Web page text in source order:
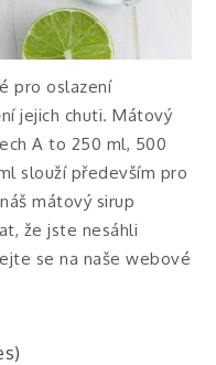
pro oslazení
jejich chuti. Mátový
A to 250 ml, 500
slouží především pro
mátový sirup
že jste nesáhli
se na naše webové